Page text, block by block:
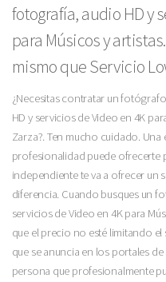
fotografía, audio HD y
para Músicos y
mismo que Servicio
¿Necesitas contratar un
HD y servicios de Video en 4K
Zarza?. Ten mucho cuidado.
profesionalidad puede ofrecerte
independiente te va a ofrecer un
diferencia. Cuando busques un
servicios de Video en 4K para
que el precio no esté limitando
que se anuncia en los portales
persona que profesionalmente